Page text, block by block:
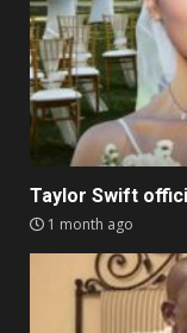
Taylor Swift
1 month ago